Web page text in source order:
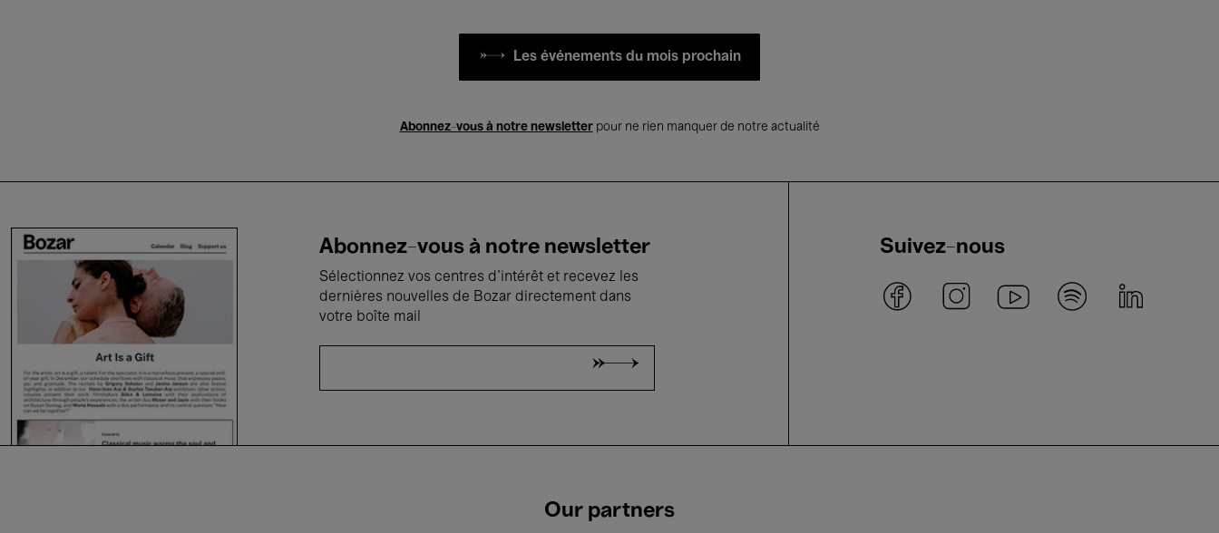
Les événements du mois prochain
Abonnez-vous à notre newsletterpour ne rien manquer de notre actualité
Abonnez-vous à notre newsletter
Sélectionnez vos centres d'intérêt et recevez les
dernières nouvelles de Bozar directement dans
votre boîte mail
Suivez-nous
Our partners